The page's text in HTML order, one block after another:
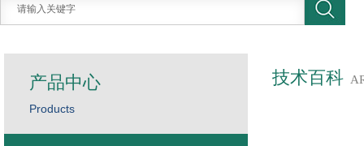
技术百科
产品中心
Products